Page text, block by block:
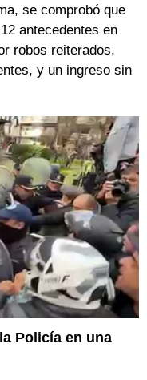
se comprobó que
antecedentes en
robos reiterados,
y un ingreso sin
Policía en una